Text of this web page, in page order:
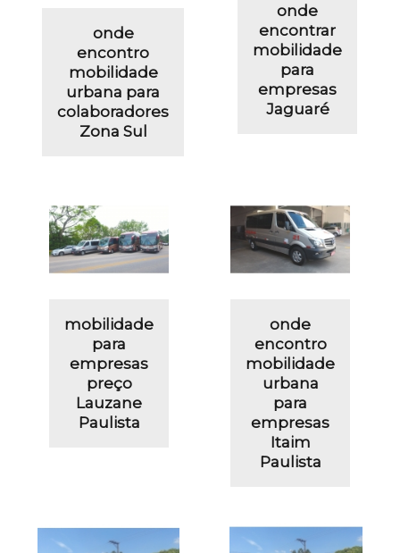
onde
encontro
mobilidade
urbana para
colaboradores
Zona Sul
onde
encontrar
mobilidade
para
empresas
Jaguaré
mobilidade
para
empresas
preço
Lauzane
Paulista
onde
encontro
mobilidade
urbana
para
empresas
Itaim
Paulista